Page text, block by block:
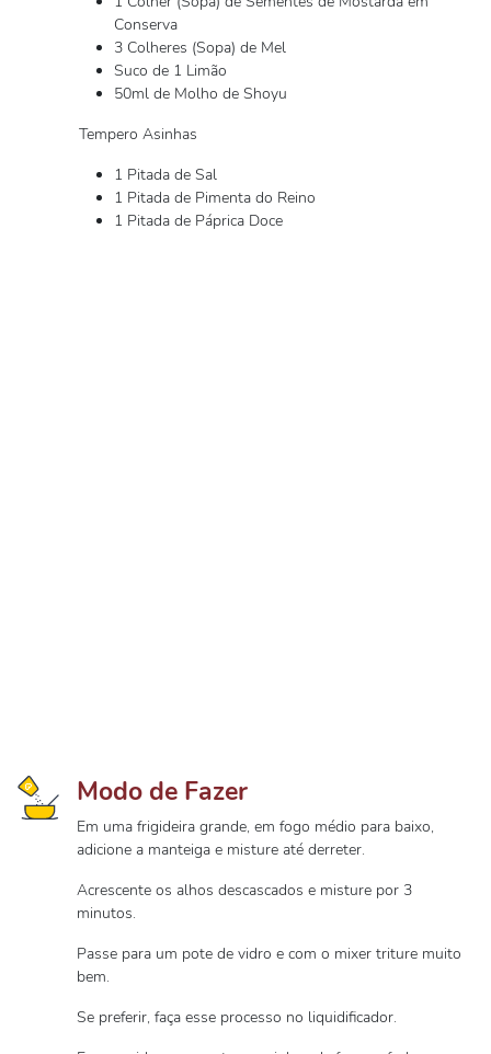
Conserva
3 Colheres (Sopa) de Mel
Suco de 1 Limão
50ml de Molho de Shoyu
Tempero Asinhas
1 Pitada de Sal
1 Pitada de Pimenta do Reino
1 Pitada de Páprica Doce
Modo de Fazer
Em uma frigideira grande, em fogo médio para baixo,
adicione a manteiga e misture até derreter.
Acrescente os alhos descascados e misture por 3
minutos.
Passe para um pote de vidro e com o mixer triture muito
bem.
Se preferir, faça esse processo no liquidificador.